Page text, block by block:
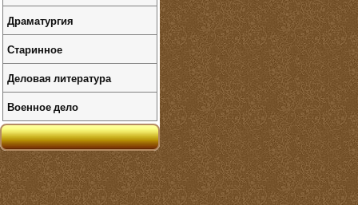
Драматургия
Старинное
Деловая литература
Военное дело